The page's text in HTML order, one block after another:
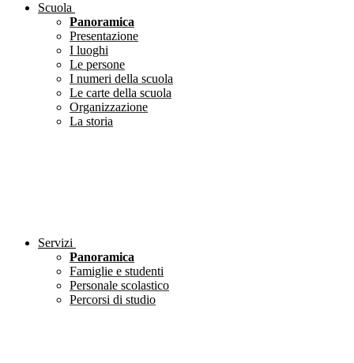
Scuola
Panoramica
Presentazione
I luoghi
Le persone
I numeri della scuola
Le carte della scuola
Organizzazione
La storia
Servizi
Panoramica
Famiglie e studenti
Personale scolastico
Percorsi di studio